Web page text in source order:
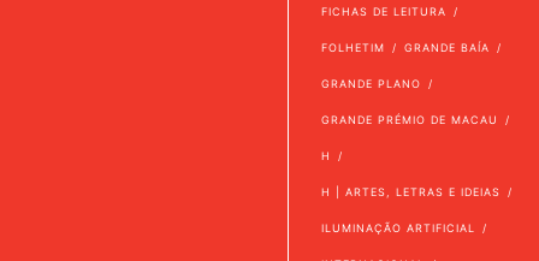
FICHAS DE LEITURA
FOLHETIM GRANDE BAÍA
GRANDE PLANO
GRANDE PRÉMIO DE MACAU
H
H | ARTES, LETRAS E IDEIAS
ILUMINAÇÃO ARTIFICIAL